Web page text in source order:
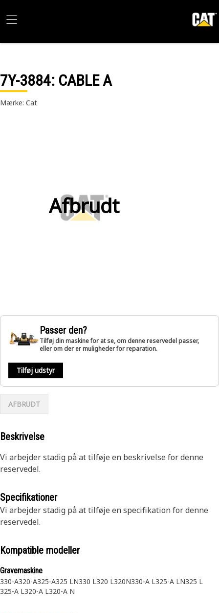
7Y-3884: CABLE A
Mærke: Cat
Afbrudt
Passer den?
Tilføj din maskine for at se, om denne reservedel passer,
eller om der er muligheder for reparation.
Tilføj udstyr
AFBRUDT
Beskrivelse
Vi arbejder stadig på at tilføje en beskrivelse for denne
reservedel.
Specifikationer
Vi arbejder stadig på at tilføje en specifikation for denne
reservedel.
Kompatible modeller
Gravemaskine
330-A320-A325-A325 LN330 L320 L320N330-A L325-A LN325 L
325-A L320-A L320-A N